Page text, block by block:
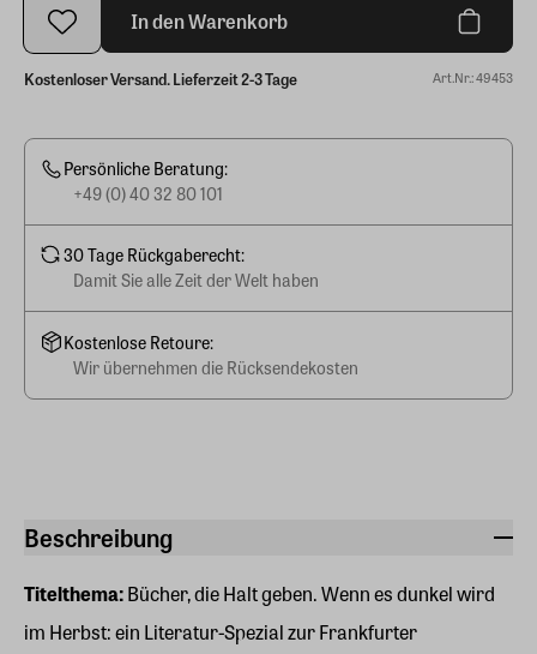
Beschreibung
Titelthema:Bücher, die Halt geben. Wenn es dunkel wird
im Herbst: ein Literatur-Spezial zur Frankfurter
In den Warenkorb
Kostenloser Versand. Lieferzeit 2-3 Tage Art.Nr.: 49453
Persönliche Beratung:
+49 (0) 40 32 80 101
30 Tage Rückgaberecht:
Damit Sie alle Zeit der Welt haben
Kostenlose Retoure:
Wir übernehmen die Rücksendekosten